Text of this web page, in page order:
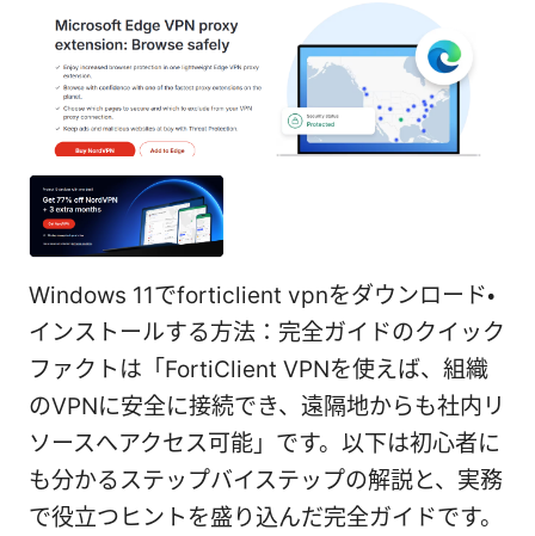
Windows 11でforticlient vpnをダウンロード・
インストールする方法：完全ガイドのクイック
ファクトは「FortiClient VPNを使えば、組織
のVPNに安全に接続でき、遠隔地からも社内リ
ソースへアクセス可能」です。以下は初心者に
も分かるステップバイステップの解説と、実務
で役立つヒントを盛り込んだ完全ガイドです。